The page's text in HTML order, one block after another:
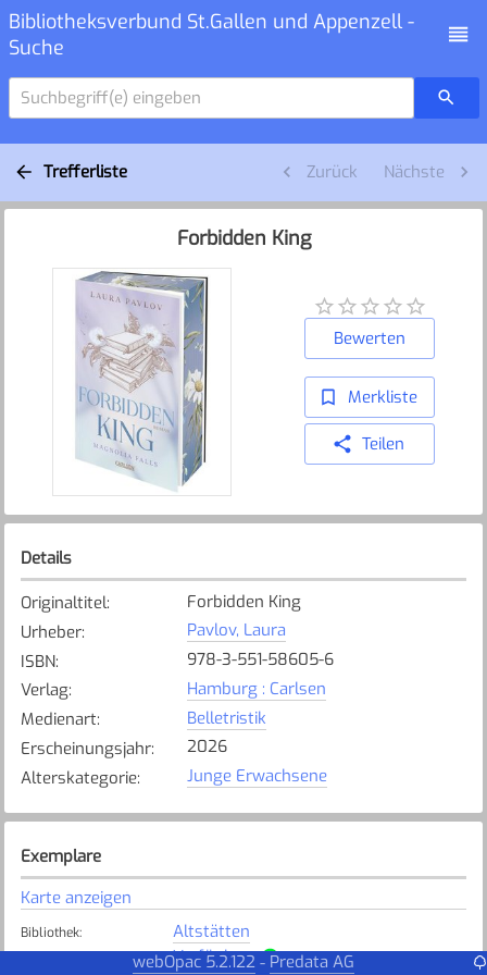
Bibliotheksverbund St.Gallen und Appenzell -
Suche
Suchbegriff(e) eingeben
Trefferliste Zurück Nächste
Forbidden King
Bewerten
Merkliste
Teilen
Details
Originaltitel:
Forbidden King
Urheber:
Pavlov, Laura
ISBN:
978-3-551-58605-6
Verlag:
Hamburg : Carlsen
Medienart:
Belletristik
Erscheinungsjahr:
2026
Alterskategorie: Junge Erwachsene
Exemplare
Karte anzeigen
Bibliothek: Altstätten
Verfügbar
webOpac 5.2.122 - Predata AG